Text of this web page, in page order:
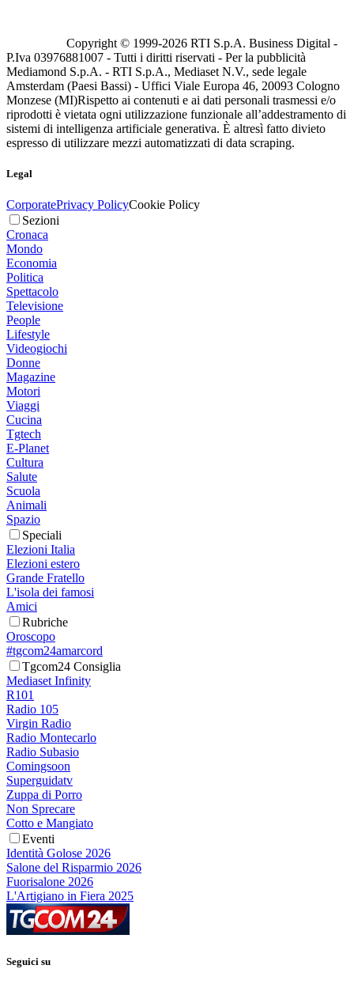
Copyright © 1999-2026 RTI S.p.A. Business Digital -
P.Iva 03976881007 - Tutti i diritti riservati - Per la pubblicità
Mediamond S.p.A. - RTI S.p.A., Mediaset N.V., sede legale
Amsterdam (Paesi Bassi) - Uffici Viale Europa 46, 20093 Cologno
Monzese (MI)Rispetto ai contenuti e ai dati personali trasmessi e/o
riprodotti è vietata ogni utilizzazione funzionale all’addestramento di
sistemi di intelligenza artificiale generativa. È altresì fatto divieto
espresso di utilizzare mezzi automatizzati di data scraping.
Legal
CorporatePrivacy PolicyCookie Policy
Sezioni
Cronaca
Mondo
Economia
Politica
Spettacolo
Televisione
People
Lifestyle
Videogiochi
Donne
Magazine
Motori
Viaggi
Cucina
Tgtech
E-Planet
Cultura
Salute
Scuola
Animali
Spazio
Speciali
Elezioni Italia
Elezioni estero
Grande Fratello
L'isola dei famosi
Amici
Rubriche
Oroscopo
#tgcom24amarcord
Tgcom24 Consiglia
Mediaset Infinity
R101
Radio 105
Virgin Radio
Radio Montecarlo
Radio Subasio
Comingsoon
Superguidatv
Zuppa di Porro
Non Sprecare
Cotto e Mangiato
Eventi
Identità Golose 2026
Salone del Risparmio 2026
Fuorisalone 2026
L'Artigiano in Fiera 2025
Seguici su